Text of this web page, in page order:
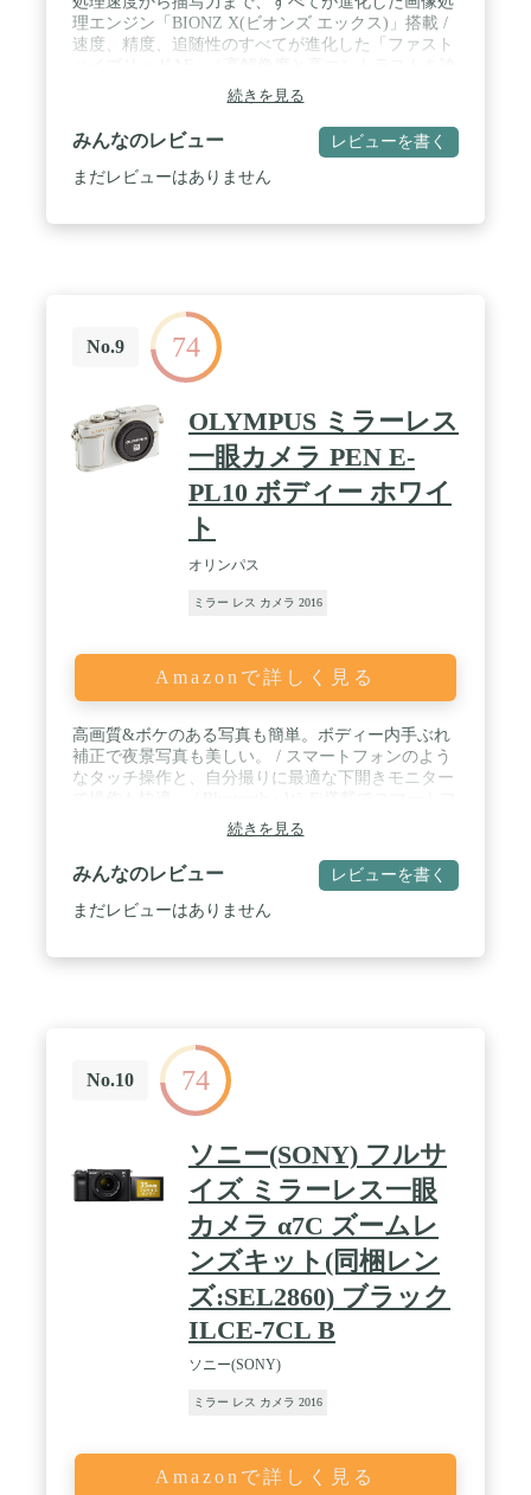
理エンジン「BIONZ X(ビオンズ エックス)」搭載 /
速度、精度、追随性のすべてが進化した「ファスト
る「XGA OLED Tru-Finder(トゥルーファインダ
ー)」搭載 / 厳しい環境下で使える防塵・防滴に配慮
した設計 / 表示言語:日本語のみ
続きを見る
みんなのレビュー レビューを書く
まだレビューはありません
No.9 74
OLYMPUS ミラーレス
一眼カメラ PEN E-
PL10 ボディー ホワイ
ト
オリンパス
ミラー レス カメラ 2016
Amazonで詳しく見る
高画質&ボケのある写真も簡単。ボディー内手ぶれ
補正で夜景写真も美しい。 / スマートフォンのよう
なタッチ操作と、自分撮りに最適な下開きモニター
ォンへかんたん画像転送。 / 革調素材の高品位デザ
イン。キットの電動ズームレンズは電源OFF時に小
さくなり、持ち運びもスマート。 / 表現力を高める
機能が充実。16種類のアートフィルター&アドバン
ストフォトモード。 / 大きさ:117.1mm(幅) ×
続きを見る
みんなのレビュー レビューを書く
まだレビューはありません
No.10 74
ソニー(SONY) フルサ
イズ ミラーレス一眼
カメラ α7C ズームレ
ンズキット(同梱レン
ズ:SEL2860) ブラック
ILCE-7CL B
ソニー(SONY)
ミラー レス カメラ 2016
Amazonで詳しく見る